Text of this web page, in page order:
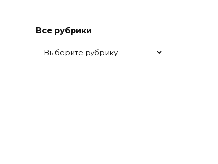
Все рубрики
Все
рубрики